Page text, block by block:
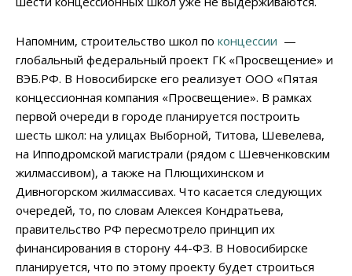
Напомним, строительство школ по концессии —
глобальный федеральный проект ГК «Просвещение» и
ВЭБ.РФ. В Новосибирске его реализует ООО «Пятая
концессионная компания «Просвещение». В рамках
первой очереди в городе планируется построить
шесть школ: на улицах Выборной, Титова, Шевелева,
на Ипподромской магистрали (рядом с Шевченковским
жилмассивом), а также на Плющихинском и
Дивногорском жилмассивах. Что касается следующих
очередей, то, по словам Алексея Кондратьева,
правительство РФ пересмотрело принцип их
финансирования в сторону 44-ФЗ. В Новосибирске
планируется, что по этому проекту будет строиться